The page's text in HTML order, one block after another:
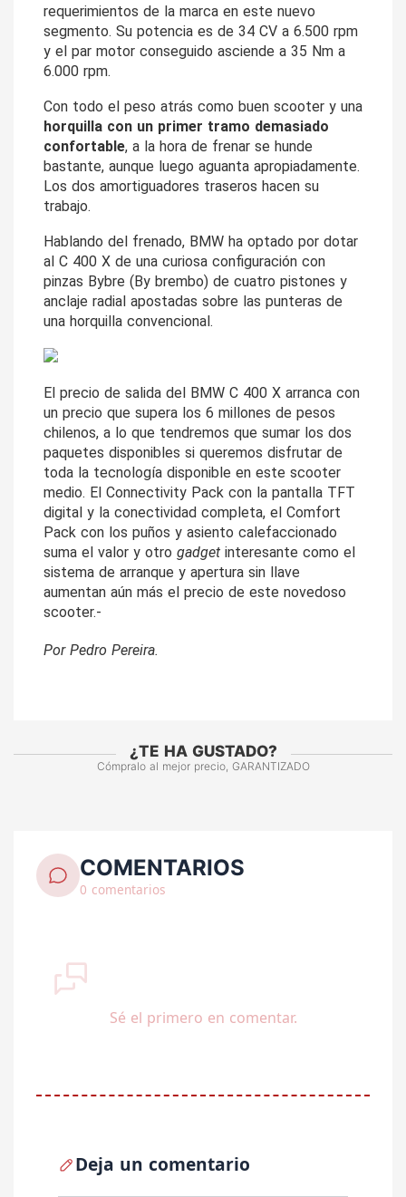
requerimientos de la marca en este nuevo
segmento. Su potencia es de 34 CV a 6.500 rpm
y el par motor conseguido asciende a 35 Nm a
6.000 rpm.
horquilla con un primer tramo demasiado
confortable, a la hora de frenar se hunde
bastante, aunque luego aguanta apropiadamente.
Los dos amortiguadores traseros hacen su
trabajo.
Hablando del frenado, BMW ha optado por dotar
al C 400 X de una curiosa configuración con
pinzas Bybre (By brembo) de cuatro pistones y
anclaje radial apostadas sobre las punteras de
una horquilla convencional.
El precio de salida del BMW C 400 X arranca con
un precio que supera los 6 millones de pesos
chilenos, a lo que tendremos que sumar los dos
paquetes disponibles si queremos disfrutar de
toda la tecnología disponible en este scooter
medio. El Connectivity Pack con la pantalla TFT
digital y la conectividad completa, el Comfort
Pack con los puños y asiento calefaccionado
suma el valor y otro gadget interesante como el
sistema de arranque y apertura sin llave
aumentan aún más el precio de este novedoso
scooter.-
Por Pedro Pereira.
¿TE HA GUSTADO?
Cómpralo al mejor precio, GARANTIZADO
COMENTARIOS
0 comentarios
Sé el primero en comentar.
Deja un comentario